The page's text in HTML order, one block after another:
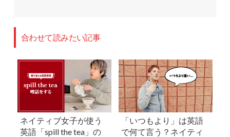
合わせて読みたい記事
ネイティブ女子が使う
英語「spill the tea」の
「いつもより」は英語
で何て言う？ネイティ